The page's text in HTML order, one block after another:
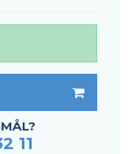
11